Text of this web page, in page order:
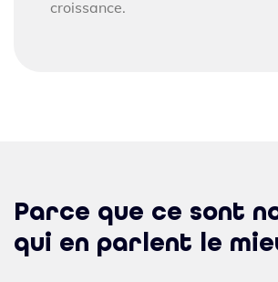
croissance.
Parce que ce sont
qui en parlent le